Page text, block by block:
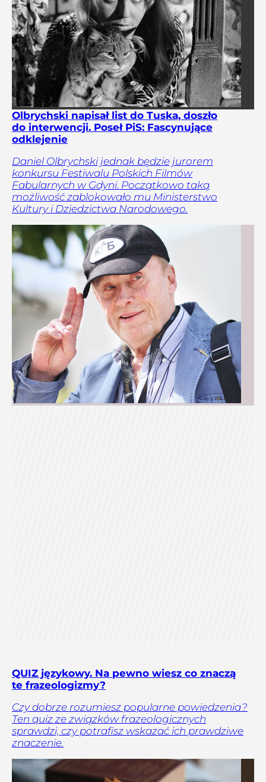
Olbrychski napisał list do Tuska, doszło
do interwencji. Poseł PiS: Fascynujące
odklejenie
Daniel Olbrychski jednak będzie jurorem
konkursu Festiwalu Polskich Filmów
Fabularnych w Gdyni. Początkowo taką
możliwość zablokowało mu Ministerstwo
Kultury i Dziedzictwa Narodowego.
QUIZ językowy. Na pewno wiesz co znaczą
te frazeologizmy?
Czy dobrze rozumiesz popularne powiedzenia?
Ten quiz ze związków frazeologicznych
sprawdzi, czy potrafisz wskazać ich prawdziwe
znaczenie.